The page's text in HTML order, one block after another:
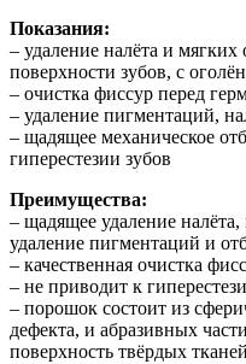
Показания:
– удаление налёта и
поверхности зубов, с
– очистка фиссур перед
– удаление пигментаций,
– щадящее механическое
гиперестезии зубов
Преимущества:
– щадящее удаление
удаление пигментаций и
– качественная очистка
– не приводит к
– порошок состоит из
дефекта, и абразивных
поверхность твёрдых